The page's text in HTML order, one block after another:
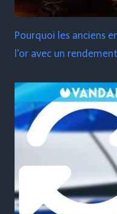
Pourquoi les anciens
l'or avec un